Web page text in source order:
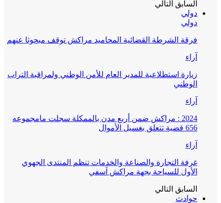
السابق التالي
دولي
دولي
فرقة الشرطة القضائية المحاميد مراكش توقف مبحوثا عنهم
آراء
زيارة استطلاعية للمدير العام للأمن الوطني ولمراقبة التراب
الوطني
آراء
2024 : مراكش ضمن أربع مدن بالممكلة سجلت مامجموعه
656 قضية تتعلق بغسيل الأموال
آراء
غرفة التجارة والصناعة والخدمات تنظم المنتدى الجهوي
الأول للسياحة بجهة مراكش آسفي
السابق التالي
حوادث